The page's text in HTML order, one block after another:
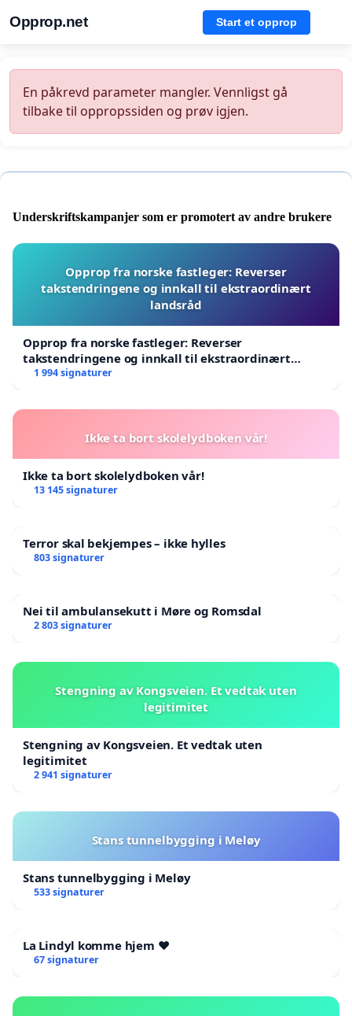
Opprop.net Start et opprop
En påkrevd parameter mangler. Vennligst gå
tilbake til oppropssiden og prøv igjen.
Underskriftskampanjer som er promotert av andre brukere
Opprop fra norske fastleger: Reverser
takstendringene og innkall til ekstraordinært
landsråd
Opprop fra norske fastleger: Reverser
takstendringene og innkall til ekstraordinært
landsråd
1 994 signaturer
Ikke ta bort skolelydboken vår!
Ikke ta bort skolelydboken vår!
13 145 signaturer
Terror skal bekjempes – ikke hylles
803 signaturer
Nei til ambulansekutt i Møre og Romsdal
2 803 signaturer
Stengning av Kongsveien. Et vedtak uten
legitimitet
Stengning av Kongsveien. Et vedtak uten
legitimitet
2 941 signaturer
Stans tunnelbygging i Meløy
Stans tunnelbygging i Meløy
533 signaturer
La Lindyl komme hjem ❤️
67 signaturer